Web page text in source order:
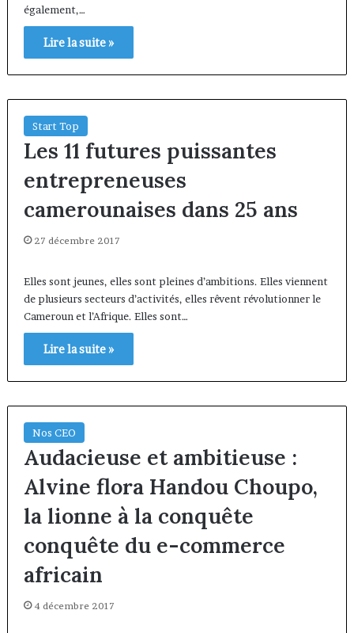
également,…
Lire la suite »
Start Top
Les 11 futures puissantes
entrepreneuses
camerounaises dans 25 ans
27 décembre 2017
Elles sont jeunes, elles sont pleines d’ambitions. Elles viennent
de plusieurs secteurs d’activités, elles rêvent révolutionner le
Cameroun et l’Afrique. Elles sont…
Lire la suite »
Nos CEO
Audacieuse et ambitieuse :
Alvine flora Handou Choupo,
la lionne à la conquête
conquête du e-commerce
africain
4 décembre 2017